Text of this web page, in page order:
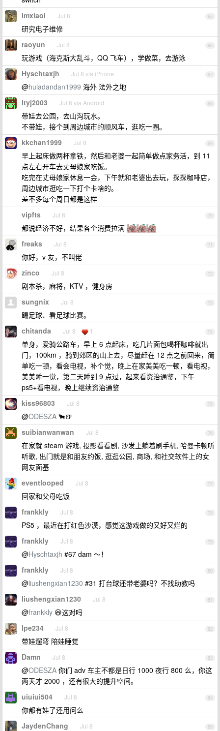
65
imxiaoi Jul 8
研究电子维修
66
raoyun Jul 8
玩游戏（海克斯大乱斗，QQ 飞车），学做菜，去游泳
67
Hyschtaxjh Jul 8 via iPhone
@huladandan1999 海外 法外之地
68
ltyj2003 Jul 8 via Android
带娃去公园，去山沟玩水。
不带娃，接个到周边城市的顺风车，逛吃一圈。
69
kkchan1999 Jul 8
早上起床做两杯拿铁，然后和老婆一起简单做点家务活，到 11
点左右开车去丈母娘家吃饭。
吃完在丈母娘家休息一会，下午就和老婆出去玩，探探咖啡店，
周边城市逛吃一下打个卡啥的。
差不多每个周日都是这样
70
vipfts Jul 8
都说经济不好，结果各个消费拉满
71
freaks Jul 8
你好，v 友，不叫佬
72
zinco Jul 8
剧本杀，麻将，KTV ，健身房
73
sungnix Jul 8
踢足球、看足球比赛。
74
chitanda Jul 8 1
单身，爱骑公路车，早上 6 点起床，吃几片面包喝杯咖啡就出
门，100km ，骑到郊区的山上去，尽量赶在 12 点之前回来，简
单吃一顿，看会电视，补个觉，晚上在家美美吃一顿，看电视，
美美睡一觉，第二天睡到 9 点过，起来看资治通鉴，下午
ps5+看电视，晚上继续资治通鉴
75
kiss96803 Jul 8
@ODESZA 🐂🍺
76
suibianwanwan Jul 8
在家就 steam 游戏, 投影看看剧, 沙发上躺着刷手机, 哈曼卡顿听
听歌, 出门就是和朋友约饭, 逛逛公园, 商场, 和社交软件上的女
网友面基
77
eventlooped Jul 8
回家和父母吃饭
78
frankkly Jul 8
PS5 ，最近在打红色沙漠，感觉这游戏做的又好又烂的
79
frankkly Jul 8
@Hyschtaxjh #67 dam ～！
80
frankkly Jul 8
@liushengxian1230 #31 打台球还带老婆吗？不找助教吗
81
liushengxian1230 Jul 8
@frankkly 😆这对吗
82
lpe234 Jul 8
带娃遛弯 陪娃睡觉
83
Damn Jul 8
@ODESZA 你们 adv 车主不都是日行 1000 夜行 800 么，你这
两天才 2000 ，还有很大的提升空间。
84
uiuiui504 Jul 8
你都有娃了还用问么
85
JaydenChang Jul 8